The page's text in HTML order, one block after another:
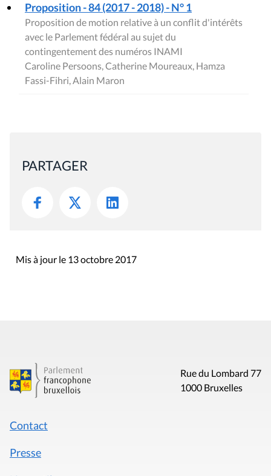
Proposition - 84 (2017 - 2018) - N° 1
Proposition de motion relative à un conflit d'intérêts
avec le Parlement fédéral au sujet du
contingentement des numéros INAMI
Caroline Persoons, Catherine Moureaux, Hamza
Fassi-Fihri, Alain Maron
PARTAGER
Mis à jour le 13 octobre 2017
Rue du Lombard 77
1000 Bruxelles
Contact
Presse